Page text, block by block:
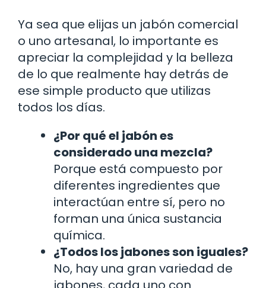
Ya sea que elijas un jabón comercial
o uno artesanal, lo importante es
apreciar la complejidad y la belleza
de lo que realmente hay detrás de
ese simple producto que utilizas
todos los días.
¿Por qué el jabón es
considerado una mezcla?
Porque está compuesto por
diferentes ingredientes que
interactúan entre sí, pero no
forman una única sustancia
química.
¿Todos los jabones son iguales?
No, hay una gran variedad de